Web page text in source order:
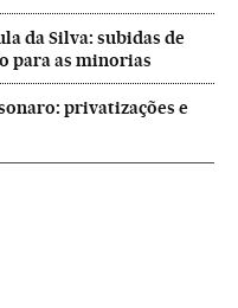
da Silva: subidas de
para as minorias
privatizações e